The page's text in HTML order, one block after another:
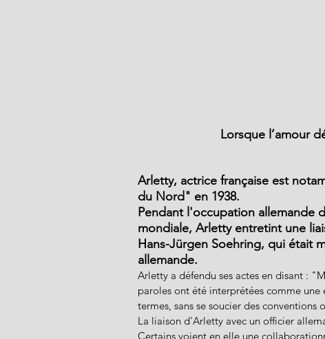
Lorsque l’amour
Arletty, actrice française est
du Nord" en 1938.
Pendant l'occupation allemande
mondiale, Arletty entretint une
Hans-Jürgen Soehring, qui était
allemande.
Arletty a défendu ses actes en disant :
paroles ont été interprétées comme une
termes, sans se soucier des conventions
La liaison d'Arletty avec un officier
Certains voient en elle une